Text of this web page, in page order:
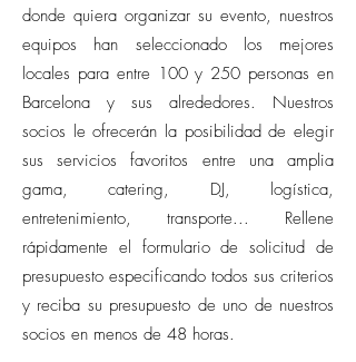
donde quiera organizar su evento, nuestros
equipos han seleccionado los mejores
locales para entre 100 y 250 personas en
Barcelona y sus alrededores. Nuestros
socios le ofrecerán la posibilidad de elegir
sus servicios favoritos entre una amplia
gama, catering, DJ, logística,
entretenimiento, transporte... Rellene
rápidamente el formulario de solicitud de
presupuesto especificando todos sus criterios
y reciba su presupuesto de uno de nuestros
socios en menos de 48 horas.